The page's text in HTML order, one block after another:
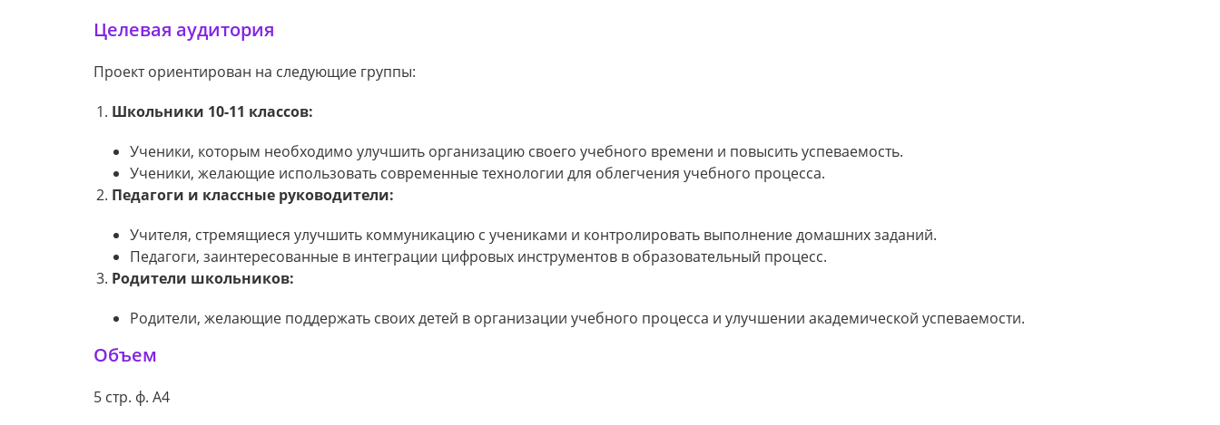
Целевая аудитория
Проект ориентирован на следующие группы:
Школьники 10-11 классов:
Ученики, которым необходимо улучшить организацию своего учебного времени и повысить успеваемость.
Ученики, желающие использовать современные технологии для облегчения учебного процесса.
Педагоги и классные руководители:
Учителя, стремящиеся улучшить коммуникацию с учениками и контролировать выполнение домашних заданий.
Педагоги, заинтересованные в интеграции цифровых инструментов в образовательный процесс.
Родители школьников:
Родители, желающие поддержать своих детей в организации учебного процесса и улучшении академической успеваемости.
Объем
5 стр. ф. А4